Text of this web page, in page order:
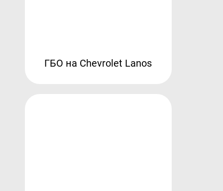
ГБО на Chevrolet Lanos